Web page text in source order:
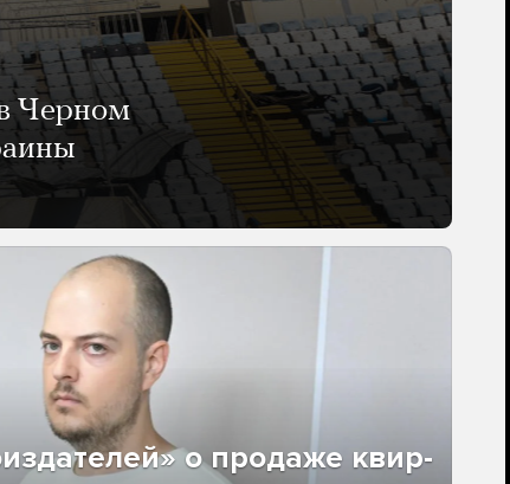
Черном
о продаже квир-